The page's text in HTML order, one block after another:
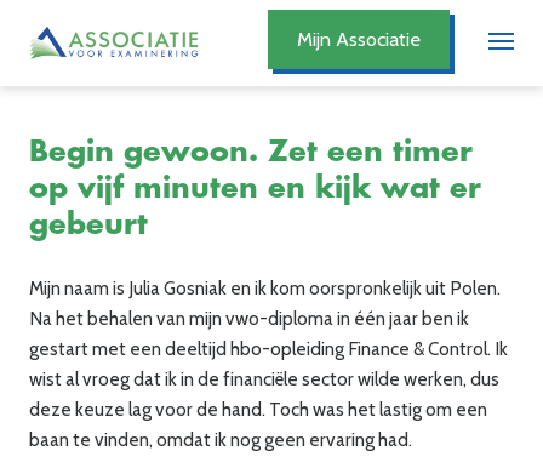
Mijn Associatie
Begin gewoon. Zet een timer
op vijf minuten en kijk wat er
gebeurt
Mijn naam is Julia Gosniak en ik kom oorspronkelijk uit Polen.
Na het behalen van mijn vwo-diploma in één jaar ben ik
gestart met een deeltijd hbo-opleiding Finance & Control. Ik
wist al vroeg dat ik in de financiële sector wilde werken, dus
deze keuze lag voor de hand. Toch was het lastig om een
baan te vinden, omdat ik nog geen ervaring had.